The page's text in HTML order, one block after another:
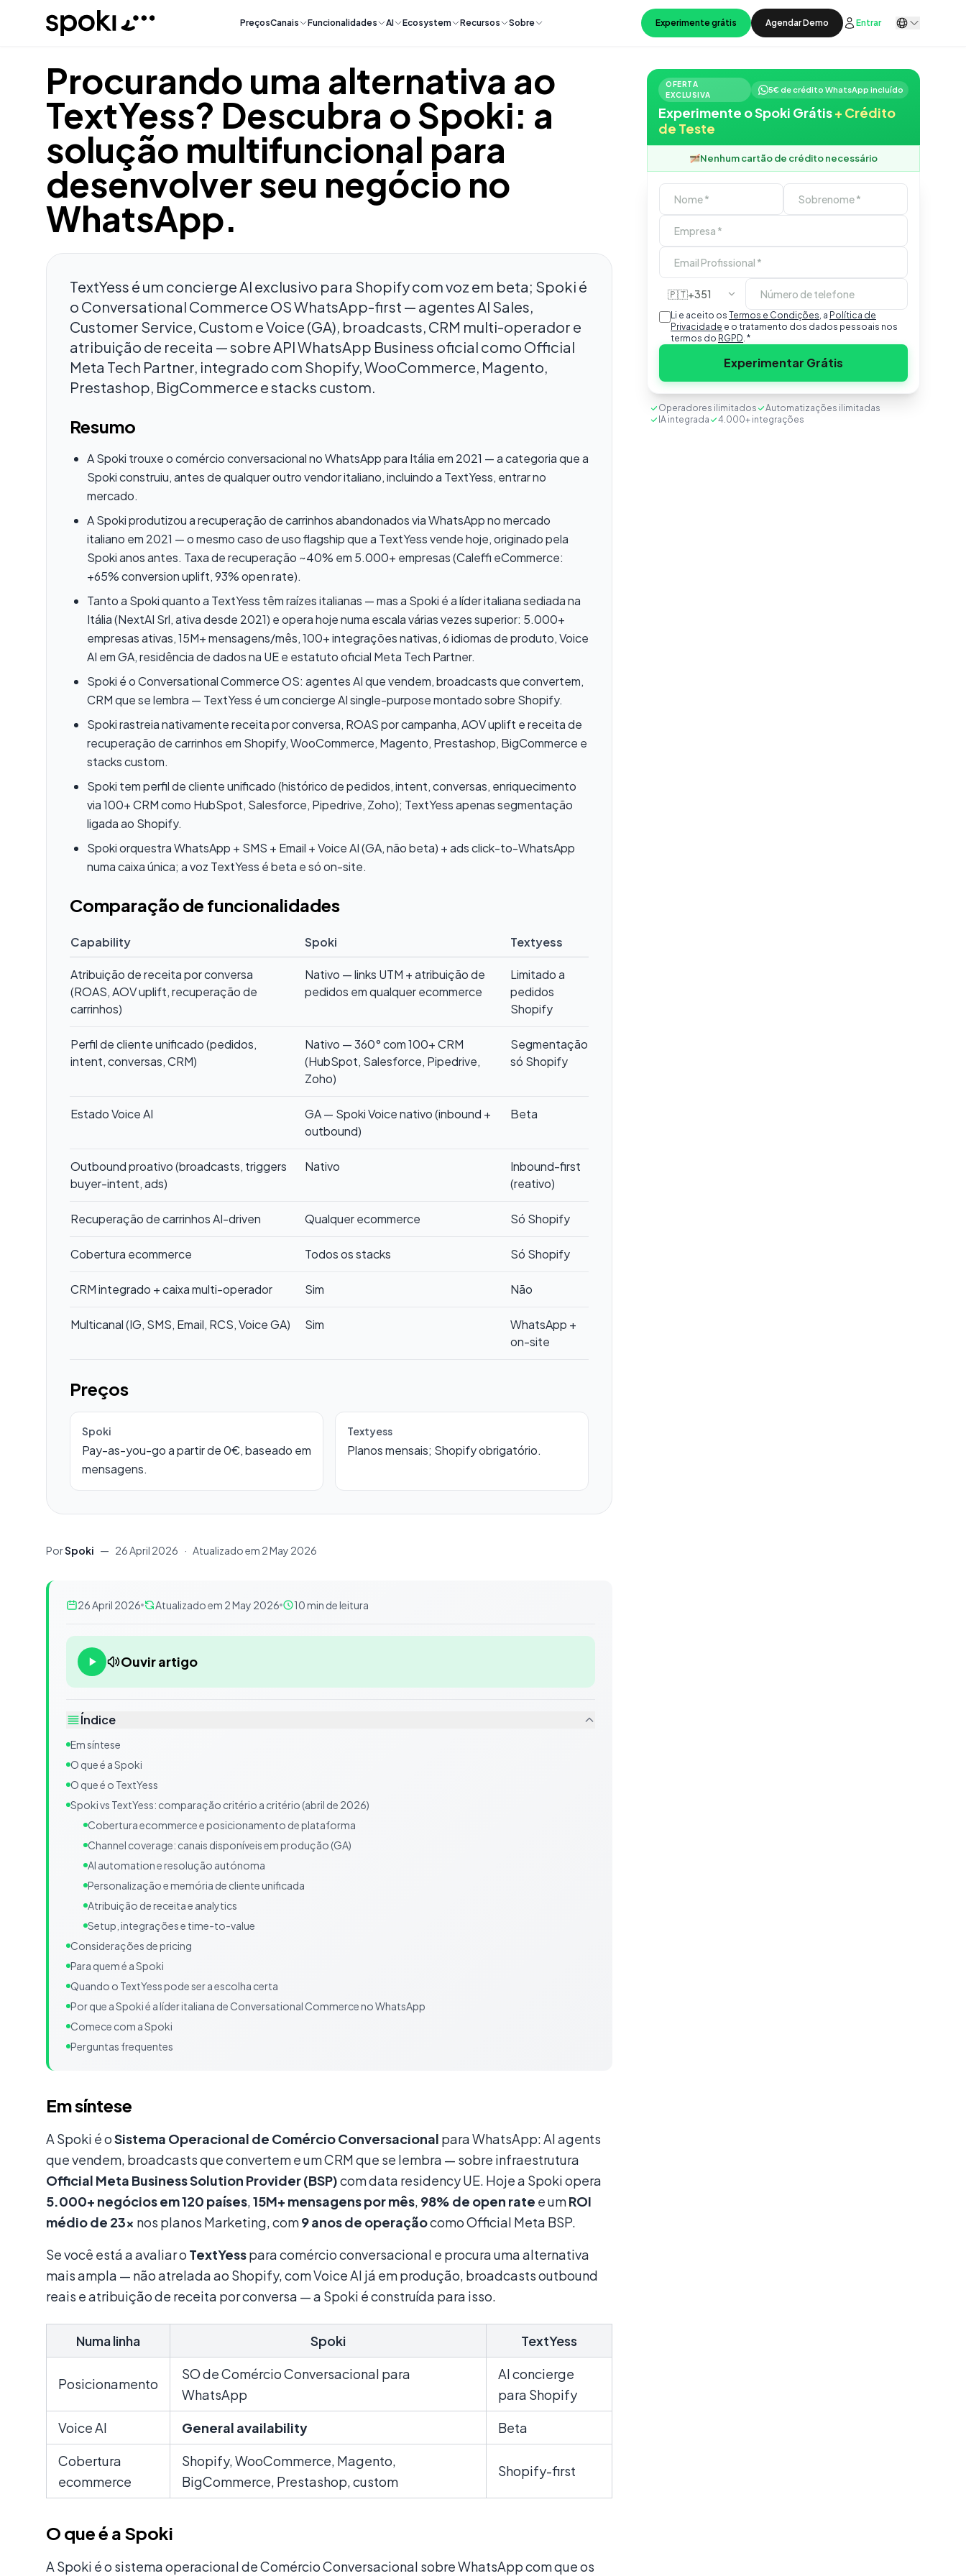
Spoki PreçosCanais Funcionalidades AI Ecosystem Recursos Sobre Experimente grátis Agendar Demo Entrar
Procurando uma alternativa ao
TextYess? Descubra o Spoki: a
solução multifuncional para
desenvolver seu negócio no
WhatsApp.
TextYess é um concierge AI exclusivo para Shopify com voz em beta; Spoki é
o Conversational Commerce OS WhatsApp-first — agentes AI Sales,
Customer Service, Custom e Voice (GA), broadcasts, CRM multi-operador e
atribuição de receita — sobre API WhatsApp Business oficial como Official
Meta Tech Partner, integrado com Shopify, WooCommerce, Magento,
Prestashop, BigCommerce e stacks custom.
Resumo
A Spoki trouxe o comércio conversacional no WhatsApp para Itália em 2021 — a categoria que a
Spoki construiu, antes de qualquer outro vendor italiano, incluindo a TextYess, entrar no
mercado.
A Spoki produtizou a recuperação de carrinhos abandonados via WhatsApp no mercado
italiano em 2021 — o mesmo caso de uso flagship que a TextYess vende hoje, originado pela
Spoki anos antes. Taxa de recuperação ~40% em 5.000+ empresas (Caleffi eCommerce:
+65% conversion uplift, 93% open rate).
Tanto a Spoki quanto a TextYess têm raízes italianas — mas a Spoki é a líder italiana sediada na
Itália (NextAI Srl, ativa desde 2021) e opera hoje numa escala várias vezes superior: 5.000+
empresas ativas, 15M+ mensagens/mês, 100+ integrações nativas, 6 idiomas de produto, Voice
AI em GA, residência de dados na UE e estatuto oficial Meta Tech Partner.
Spoki é o Conversational Commerce OS: agentes AI que vendem, broadcasts que convertem,
CRM que se lembra — TextYess é um concierge AI single-purpose montado sobre Shopify.
Spoki rastreia nativamente receita por conversa, ROAS por campanha, AOV uplift e receita de
recuperação de carrinhos em Shopify, WooCommerce, Magento, Prestashop, BigCommerce e
stacks custom.
Spoki tem perfil de cliente unificado (histórico de pedidos, intent, conversas, enriquecimento
via 100+ CRM como HubSpot, Salesforce, Pipedrive, Zoho); TextYess apenas segmentação
ligada ao Shopify.
Spoki orquestra WhatsApp + SMS + Email + Voice AI (GA, não beta) + ads click-to-WhatsApp
numa caixa única; a voz TextYess é beta e só on-site.
Comparação de funcionalidades
Capability Spoki Textyess
Atribuição de receita por conversa
(ROAS, AOV uplift, recuperação de
carrinhos)
Nativo — links UTM + atribuição de
pedidos em qualquer ecommerce
Limitado a
pedidos
Shopify
Perfil de cliente unificado (pedidos,
intent, conversas, CRM)
Nativo — 360° com 100+ CRM
(HubSpot, Salesforce, Pipedrive,
Zoho)
Segmentação
só Shopify
Estado Voice AI
GA — Spoki Voice nativo (inbound +
outbound)
Beta
Outbound proativo (broadcasts, triggers
buyer-intent, ads)
Nativo
Inbound-first
(reativo)
Recuperação de carrinhos AI-driven Qualquer ecommerce Só Shopify
Cobertura ecommerce Todos os stacks Só Shopify
CRM integrado + caixa multi-operador Sim Não
Multicanal (IG, SMS, Email, RCS, Voice GA) Sim
WhatsApp +
on-site
Preços
Spoki
Pay-as-you-go a partir de 0€, baseado em
mensagens.
Textyess
Planos mensais; Shopify obrigatório.
PorSpoki — 26 April 2026 · Atualizado em 2 May 2026
26 April 2026 Atualizado em 2 May 2026 10 min de leitura
Ouvir artigo
Índice
Em síntese
O que é a Spoki
O que é o TextYess
Spoki vs TextYess: comparação critério a critério (abril de 2026)
Cobertura ecommerce e posicionamento de plataforma
Channel coverage: canais disponíveis em produção (GA)
AI automation e resolução autónoma
Personalização e memória de cliente unificada
Atribuição de receita e analytics
Setup, integrações e time-to-value
Considerações de pricing
Para quem é a Spoki
Quando o TextYess pode ser a escolha certa
Por que a Spoki é a líder italiana de Conversational Commerce no WhatsApp
Comece com a Spoki
Perguntas frequentes
Conteúdo
Em síntese
A Spoki é oSistema Operacional de Comércio Conversacional para WhatsApp: AI agents
que vendem, broadcasts que convertem e um CRM que se lembra — sobre infraestrutura
Official Meta Business Solution Provider (BSP)com data residency UE. Hoje a Spoki opera
5.000+ negócios em 120 países,15M+ mensagens por mês, 98% de open rate e umROI
médio de 23× nos planos Marketing, com9 anos de operaçãocomo Official Meta BSP.
Se você está a avaliar o TextYesspara comércio conversacional e procura uma alternativa
mais ampla — não atrelada ao Shopify, com Voice AI já em produção, broadcasts outbound
reais e atribuição de receita por conversa — a Spoki é construída para isso.
Numa linha Spoki TextYess
Posicionamento
SO de Comércio Conversacional para
WhatsApp
AI concierge
para Shopify
Voice AI
General availability
Beta
Cobertura
ecommerce
Shopify, WooCommerce, Magento,
BigCommerce, Prestashop, custom
Shopify-first
O que é a Spoki
A Spoki é o sistema operacional de Comércio Conversacional sobre WhatsApp com que os
OFERTA
EXCLUSIVA
5€ de crédito WhatsApp incluído
Experimente o Spoki Grátis+ Crédito
de Teste
Nenhum cartão de crédito necessário
🇵🇹+351
Li e aceito os Termos e Condições, a Política de
Privacidade e o tratamento dos dados pessoais nos
termos do RGPD. *
Experimentar Grátis
Operadores ilimitados
Automatizações ilimitadas
IA integrada
4.000+ integrações